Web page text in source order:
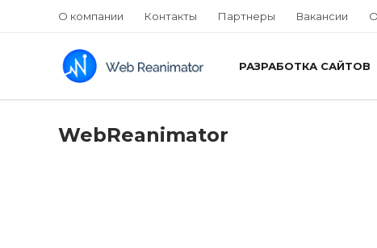
О компании Контакты Партнеры Вакансии
РАЗРАБОТКА САЙТОВ
WebReanimator